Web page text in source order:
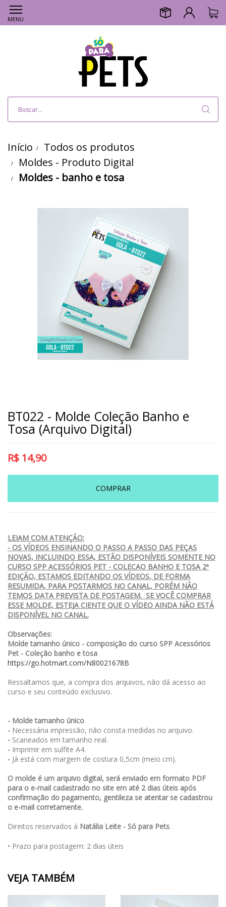
MENU
Início
Todos os produtos
Moldes - Produto Digital
Moldes - banho e tosa
BT022 - Molde Coleção Banho e
Tosa (Arquivo Digital)
R$ 14,90
COMPRAR
LEIAM COM ATENÇÃO:
- OS VÍDEOS ENSINANDO O PASSO A PASSO DAS PEÇAS
NOVAS, INCLUINDO ESSA, ESTÃO DISPONÍVEIS SOMENTE NO
CURSO SPP ACESSÓRIOS PET - COLECAO BANHO E TOSA 2ª
EDIÇÃO, ESTAMOS EDITANDO OS VÍDEOS, DE FORMA
RESUMIDA, PARA POSTARMOS NO CANAL, PORÉM NÃO
TEMOS DATA PREVISTA DE POSTAGEM. SE VOCÊ COMPRAR
ESSE MOLDE, ESTEJA CIENTE QUE O VÍDEO AINDA NÃO ESTÁ
DISPONÍVEL NO CANAL.
Observações:
Molde tamanho único - composição do curso SPP Acessórios
Pet - Coleção banho e tosa
https://go.hotmart.com/N80021678B
Ressaltamos que, a compra dos arquivos, não dá acesso ao
curso e seu conteúdo exclusivo.
- Molde tamanho único
- Necessária impressão, não consta medidas no arquivo.
- Scaneados em tamanho real.
- Imprimir em sulfite A4.
- Já está com margem de costura 0,5cm (meio cm).
O molde é um arquivo digital, será enviado em formato PDF
para o e-mail cadastrado no site em até 2 dias úteis após
confirmação do pagamento, gentileza se atentar se cadastrou
o e-mail corretamente.
Direitos reservados à Natália Leite - Só para Pets.
• Prazo para postagem: 2 dias úteis
VEJA TAMBÉM